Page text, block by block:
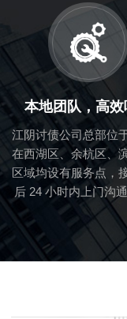
益不受任何法律风险
要账过程 “阳光化、合
本地团队，高效
江阴讨债公司总部位
在西湖区、余杭区、
区域均设有服务点，
后 24 小时内上门沟
跟进催收进度。相比
公司，我们更了解杭
营模式、个人信用环